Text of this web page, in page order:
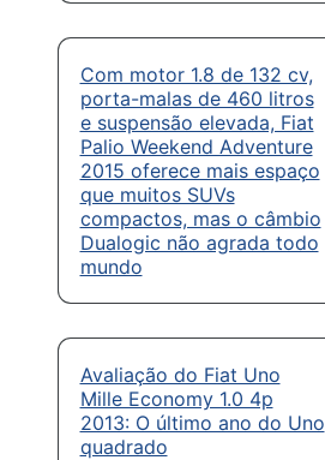
Com motor 1.8 de 132 cv,
porta-malas de 460 litros
e suspensão elevada, Fiat
Palio Weekend Adventure
2015 oferece mais espaço
que muitos SUVs
compactos, mas o câmbio
Dualogic não agrada todo
mundo
Avaliação do Fiat Uno
Mille Economy 1.0 4p
2013: O último ano do Uno
quadrado